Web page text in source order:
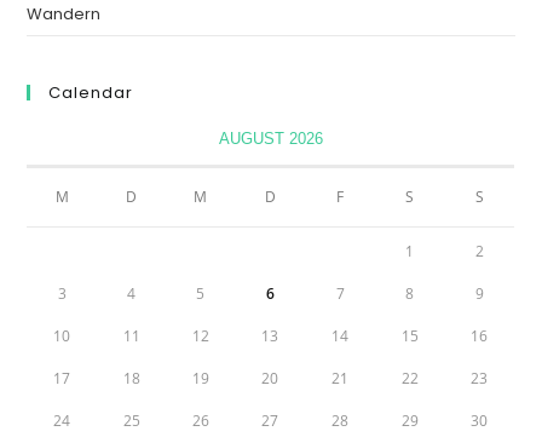
Wandern
Calendar
AUGUST 2026
M D M D F S S
1 2
3 4 5 6 7 8 9
10 11 12 13 14 15 16
17 18 19 20 21 22 23
24 25 26 27 28 29 30